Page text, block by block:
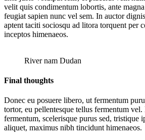
velit quis condimentum lobortis, ante
feugiat sapien nunc vel sem. In auctor
aptent taciti sociosqu ad litora torquent per
inceptos himenaeos.
River nam Dudan
Final thoughts
Donec eu posuere libero, ut fermentum
tortor, eu pellentesque tellus fermentum vel.
fermentum, scelerisque purus sed, tristique
aliquet, maximus nibh tincidunt himenaeos.